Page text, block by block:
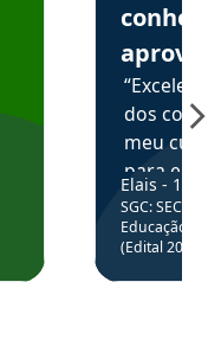
aprova
dos
meu
para
colocar
através
de
Elais - 15/
SGC: SEC BA
Educação
(Edital